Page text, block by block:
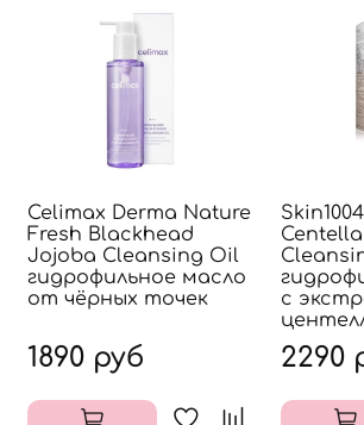
Celimax Derma Nature
Fresh Blackhead
Jojoba Cleansing Oil
гидрофильное масло
от чёрных точек
1890 руб
с
2290